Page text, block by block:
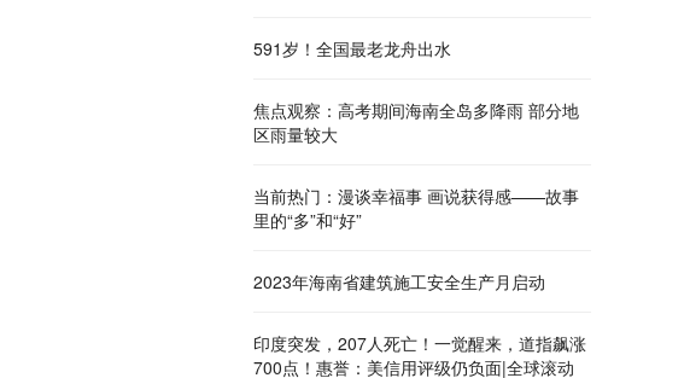
591岁！全国最老龙舟出水
焦点观察：高考期间海南全岛多降雨 部分地
区雨量较大
当前热门：漫谈幸福事 画说获得感——故事
里的“多”和“好”
2023年海南省建筑施工安全生产月启动
印度突发，207人死亡！一觉醒来，道指飙涨
700点！惠誉：美信用评级仍负面|全球滚动